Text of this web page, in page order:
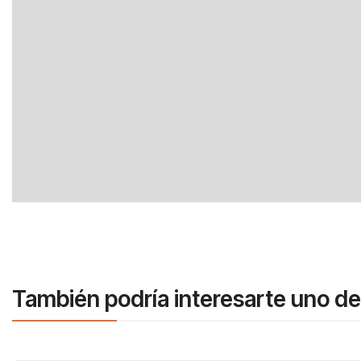
También podría interesarte uno